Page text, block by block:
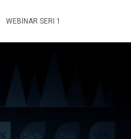
WEBINAR SERI 1